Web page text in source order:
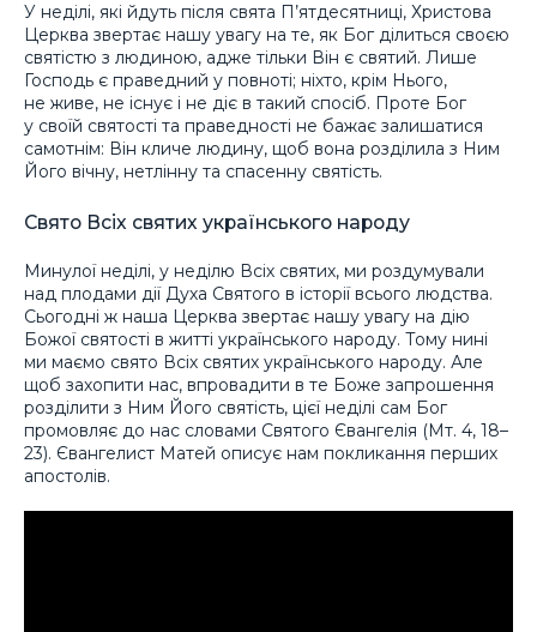
У неділі, які йдуть після свята П’ятдесятниці, Христова
Церква звертає нашу увагу на те, як Бог ділиться своєю
святістю з людиною, адже тільки Він є святий. Лише
Господь є праведний у повноті; ніхто, крім Нього,
не живе, не існує і не діє в такий спосіб. Проте Бог
у своїй святості та праведності не бажає залишатися
самотнім: Він кличе людину, щоб вона розділила з Ним
Його вічну, нетлінну та спасенну святість.
Свято Всіх святих українського народу
Минулої неділі, у неділю Всіх святих, ми роздумували
над плодами дії Духа Святого в історії всього людства.
Сьогодні ж наша Церква звертає нашу увагу на дію
Божої святості в житті українського народу. Тому нині
ми маємо свято Всіх святих українського народу. Але
щоб захопити нас, впровадити в те Боже запрошення
розділити з Ним Його святість, цієї неділі сам Бог
промовляє до нас словами Святого Євангелія (Мт. 4, 18–
23). Євангелист Матей описує нам покликання перших
апостолів.